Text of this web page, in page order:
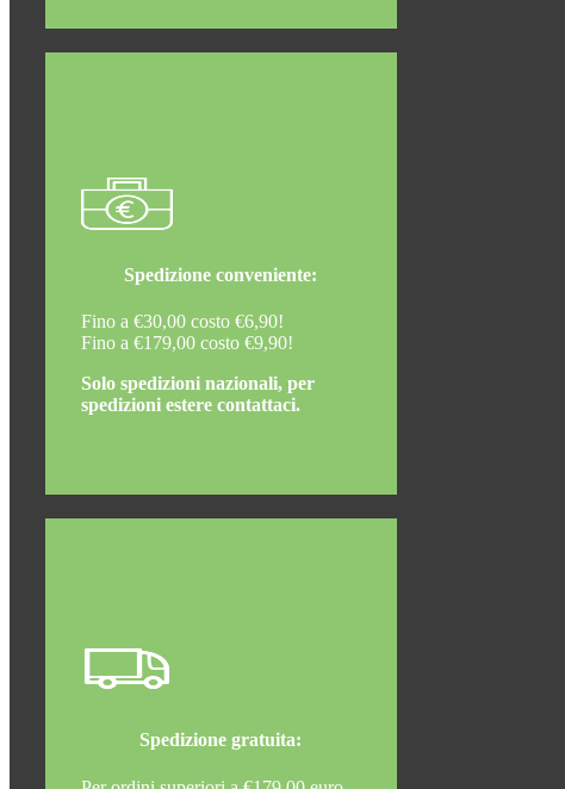
Spedizione conveniente:
Fino a €30,00 costo €6,90!
Fino a €179,00 costo €9,90!
Solo spedizioni nazionali, per
spedizioni estere contattaci.
Spedizione gratuita: